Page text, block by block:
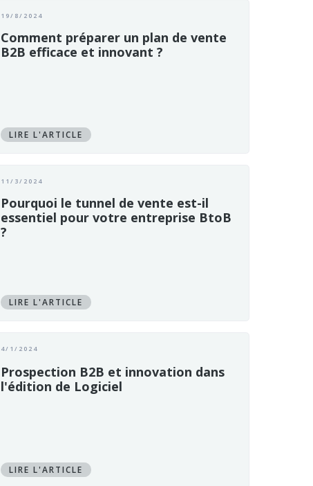
19/8/2024
Comment préparer un plan de vente
B2B efficace et innovant ?
LIRE L'ARTICLE
11/3/2024
Pourquoi le tunnel de vente est-il
essentiel pour votre entreprise BtoB
?
LIRE L'ARTICLE
4/1/2024
Prospection B2B et innovation dans
l'édition de Logiciel
LIRE L'ARTICLE